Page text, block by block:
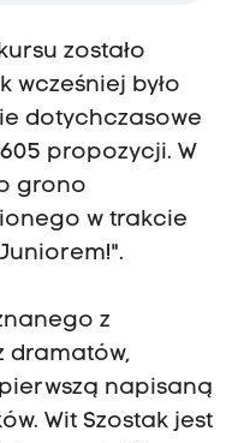
zostało
wcześniej było
dotychczasowe
propozycji. W
grono
w trakcie
z
dramatów,
napisaną
Wit Szostak jest